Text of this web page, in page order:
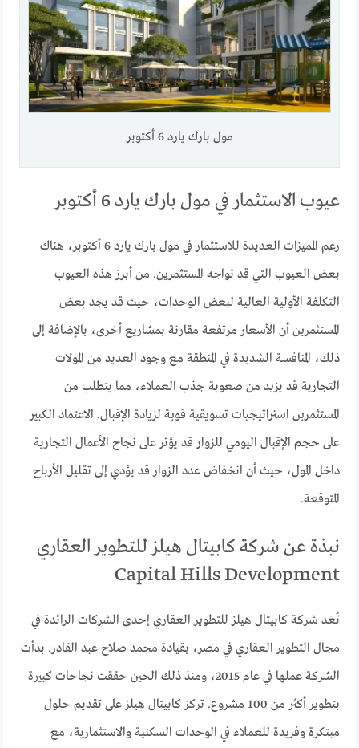
مول بارك يارد 6 أكتوبر
عيوب الاستثمار في مول بارك يارد 6 أكتوبر
رغم المميزات العديدة للاستثمار في مول بارك يارد 6 أكتوبر، هناك
بعض العيوب التي قد تواجه المستثمرين. من أبرز هذه العيوب
التكلفة الأولية العالية لبعض الوحدات، حيث قد يجد بعض
المستثمرين أن الأسعار مرتفعة مقارنة بمشاريع أخرى، بالإضافة إلى
ذلك، المنافسة الشديدة في المنطقة مع وجود العديد من المولات
التجارية قد يزيد من صعوبة جذب العملاء، مما يتطلب من
المستثمرين استراتيجيات تسويقية قوية لزيادة الإقبال. الاعتماد الكبير
على حجم الإقبال اليومي للزوار قد يؤثر على نجاح الأعمال التجارية
داخل المول، حيث أن انخفاض عدد الزوار قد يؤدي إلى تقليل الأرباح
المتوقعة.
نبذة عن شركة كابيتال هيلز للتطوير العقاري
Capital Hills Development
تُعَد شركة كابيتال هيلز للتطوير العقاري إحدى الشركات الرائدة في
مجال التطوير العقاري في مصر، بقيادة محمد صلاح عبد القادر. بدأت
الشركة عملها في عام 2015، ومنذ ذلك الحين حققت نجاحات كبيرة
بتطوير أكثر من 100 مشروع. تركز كابيتال هيلز على تقديم حلول
مبتكرة وفريدة للعملاء في الوحدات السكنية والاستثمارية، مع